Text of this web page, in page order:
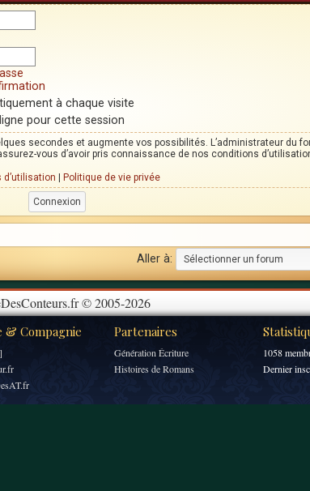
à chaque visite
pour cette session
secondes et augmente vos possibilités. L’administrateur du
vous d’avoir pris connaissance de nos conditions
Politique de vie privée
Aller à:
© 2005-2026
& Compagnie Partenaires
Génération Écriture
Histoires de Romans
1058
Dernier